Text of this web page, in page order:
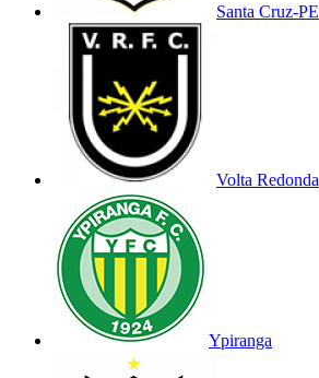
Santa Cruz-PE
Volta Redonda
Ypiranga